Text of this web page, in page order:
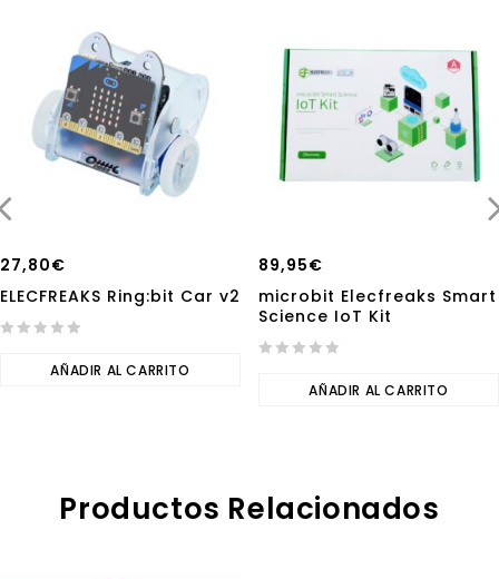
27,80€
ELECFREAKS Ring:bit Car v2
AÑADIR AL CARRITO
89,95€
microbit Elecfreaks Smart
Science IoT Kit
AÑADIR AL CARRITO
Productos Relacionados